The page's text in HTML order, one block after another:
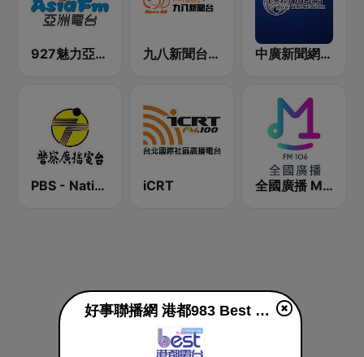
927魅力亞洲 Asia FM 亞洲電台 九八新聞台 News98 FM 98.1 中廣新聞網 BCC News Radio
PBS - National Transportation iCRT 全國廣播 MRadio
好事聯播網 港都983 Best Radio FM98.3 live